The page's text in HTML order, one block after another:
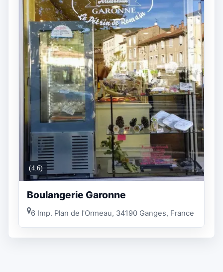
(4.6)
Boulangerie Garonne
6 Imp. Plan de l'Ormeau, 34190 Ganges, France